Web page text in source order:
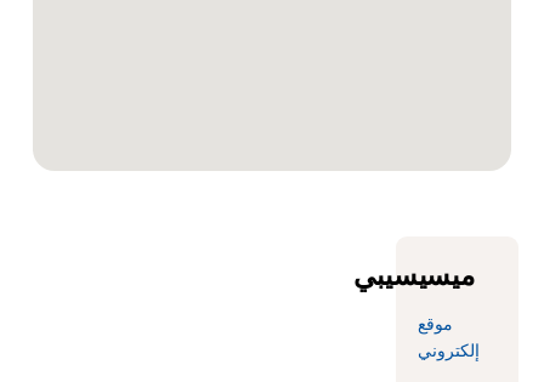
ميسيسيبي
موقع
إلكتروني